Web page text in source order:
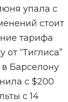
упала с
стоит
тарифа
“Тиглиса”
Барселону
с $200
с 14